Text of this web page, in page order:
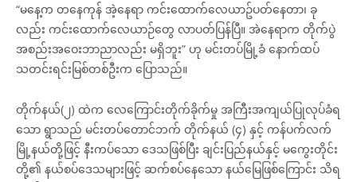
“မနေ့က တနေကုန် အဲ့နေရာ ကင်းထောက်လေယာဥ်ပတ်နေတာ၊ ခု
လည်း ကင်းထောက်လေယာဉ်တွေ လာပတ်ပြန်ပြီ။ အဲနေရာက တိုက်ပွဲ
အစည်းအဝေးဘာညာလည်း မရှိဘူး” ဟု မင်းတပ်မြို့ခံ နောက်ထပ်
သတင်းရင်းမြစ်တစ်ဦးက ပြောသည်။
တိုက်နယ်(၂) ထဲက လေကြောင်းတိုက်ခိုက်မှု အကြီးအကျယ်ပြုလုပ်ခံရ
သော ရွာသည် မင်းတပ်တောင်ဘက် တိုက်နယ် (၄) နှင့် ကန်ပက်လက်
မြို့နယ်တို့ဖြင့် နီးကပ်သော ဒေသဖြစ်ပြီး ချင်းပြည်နယ်နှင့် မကွေးတိုင်း
တို့၏ နယ်စပ်ဒေသများဖြင့် ဆက်စပ်နေသော နယ်မြေဖြစ်ကြောင်း သိရ